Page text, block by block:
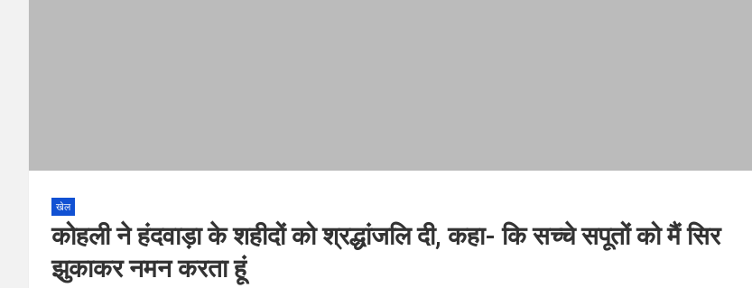
खेल
कोहली ने हंदवाड़ा के शहीदों को श्रद्धांजलि दी, कहा- कि सच्चे सपूतों को मैं सिर
झुकाकर नमन करता हूं